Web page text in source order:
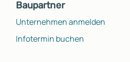
Baupartner
Unternehmen anmelden
Infotermin buchen